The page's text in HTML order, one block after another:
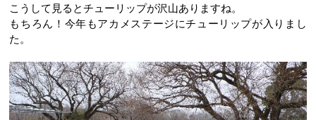
こうして見るとチューリップが沢山ありますね。
もちろん！今年もアカメステージにチューリップが入りまし
た。